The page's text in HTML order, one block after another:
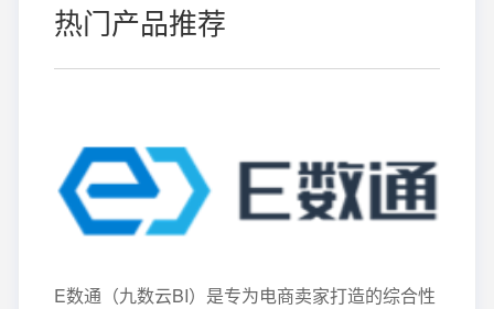
热门产品推荐
E数通（九数云BI）是专为电商卖家打造的综合性